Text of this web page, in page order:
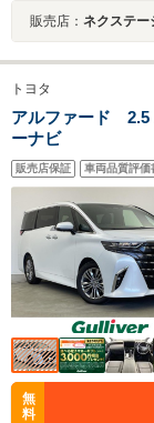
販売店： ネクステー
トヨタ
アルファード 2.5
ーナビ
販売店保証 車両品質評価
無
料